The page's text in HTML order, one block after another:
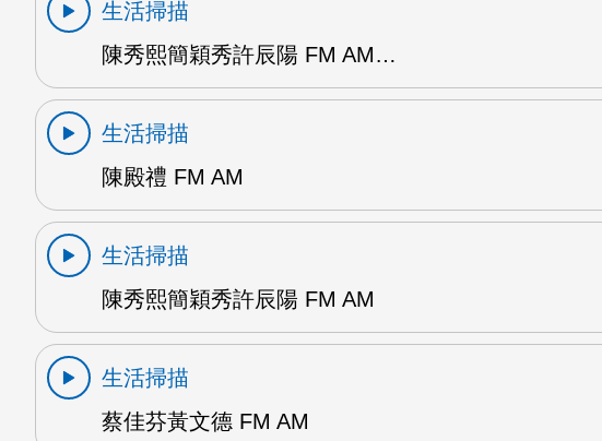
生活掃描
陳秀熙簡穎秀許辰陽 FM AM…
生活掃描
陳殿禮 FM AM
生活掃描
陳秀熙簡穎秀許辰陽 FM AM
生活掃描
蔡佳芬黃文德 FM AM